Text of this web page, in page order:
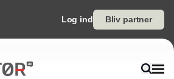
Log ind Bliv partner